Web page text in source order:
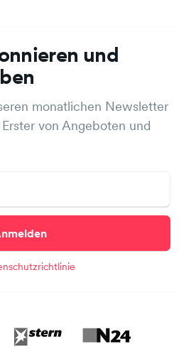
und
monatlichen Newsletter
von Angeboten und